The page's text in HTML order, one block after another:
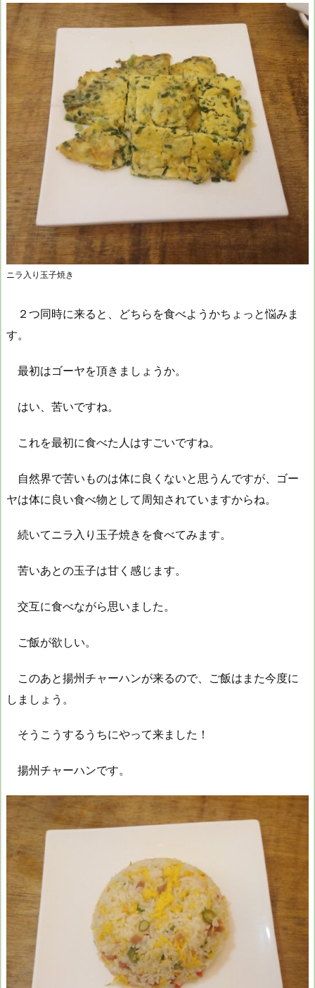
ニラ入り玉子焼き
２つ同時に来ると、どちらを食べようかちょっと悩みま
す。
最初はゴーヤを頂きましょうか。
はい、苦いですね。
これを最初に食べた人はすごいですね。
自然界で苦いものは体に良くないと思うんですが、ゴー
ヤは体に良い食べ物として周知されていますからね。
続いてニラ入り玉子焼きを食べてみます。
苦いあとの玉子は甘く感じます。
交互に食べながら思いました。
ご飯が欲しい。
このあと揚州チャーハンが来るので、ご飯はまた今度に
しましょう。
そうこうするうちにやって来ました！
揚州チャーハンです。